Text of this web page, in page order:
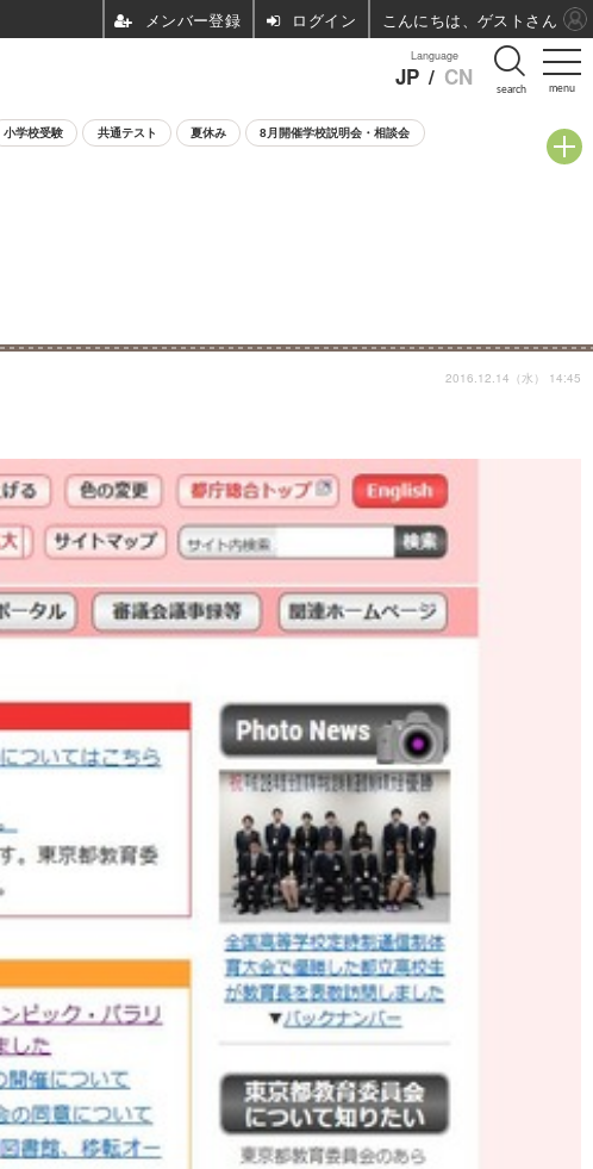
menu
Language
JP / CN search
小学校受験 共通テスト 夏休み 8月開催学校説明会・相談会
2016.12.14（水） 14:45
ログイン こんにちは、ゲストさん